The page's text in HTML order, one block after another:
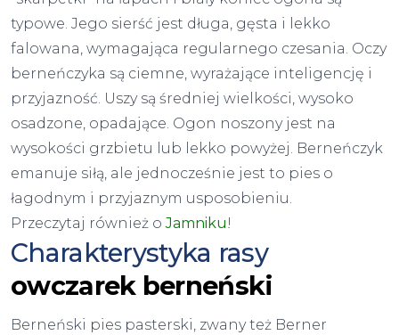
typowe. Jego sierść jest długa, gęsta i lekko
falowana, wymagająca regularnego czesania. Oczy
berneńczyka są ciemne, wyrażające inteligencję i
przyjazność. Uszy są średniej wielkości, wysoko
osadzone, opadające. Ogon noszony jest na
wysokości grzbietu lub lekko powyżej. Berneńczyk
emanuje siłą, ale jednocześnie jest to pies o
łagodnym i przyjaznym usposobieniu.
Przeczytaj również oJamniku!
Charakterystyka rasy
owczarek berneński
Berneński pies pasterski, zwany też Berner